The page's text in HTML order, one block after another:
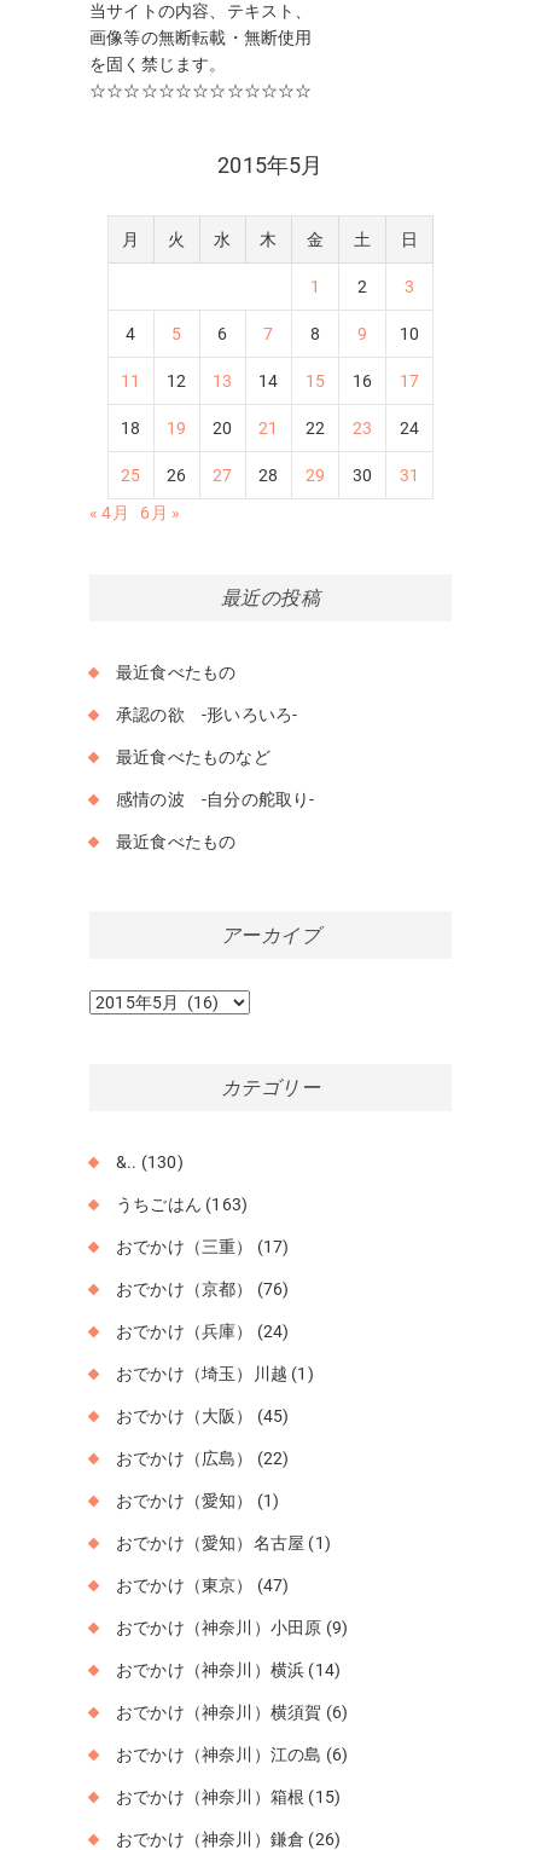
当サイトの内容、テキスト、
画像等の無断転載・無断使用
を固く禁じます。
☆☆☆☆☆☆☆☆☆☆☆☆☆
2015年5月
月 火 水 木 金 土 日
1 2 3
4 5 6 7 8 9 10
11 12 13 14 15 16 17
18 19 20 21 22 23 24
25 26 27 28 29 30
31
« 4月
6月 »
最近の投稿
最近食べたもの
承認の欲 -形いろいろ-
最近食べたものなど
感情の波 -自分の舵取り-
最近食べたもの
アーカイブ
ア
カテゴリー
&.. (130)
うちごはん (163)
おでかけ（三重） (17)
おでかけ（京都） (76)
おでかけ（兵庫） (24)
おでかけ（埼玉）川越 (1)
おでかけ（大阪） (45)
おでかけ（広島） (22)
おでかけ（愛知） (1)
おでかけ（愛知）名古屋 (1)
おでかけ（東京） (47)
おでかけ（神奈川）小田原 (9)
おでかけ（神奈川）横浜 (14)
おでかけ（神奈川）横須賀 (6)
おでかけ（神奈川）江の島 (6)
おでかけ（神奈川）箱根 (15)
おでかけ（神奈川）鎌倉 (26)